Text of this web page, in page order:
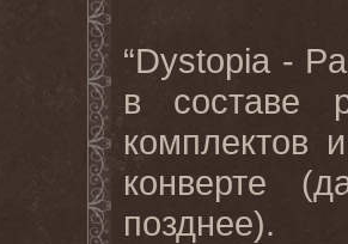
“Dystopia -
в составе
комплектов
конверте
позднее).